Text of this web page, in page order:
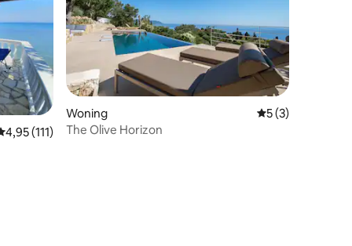
beoordeling van 4,95 op 5, 111 recensies
4,95 (111)
Woning Gemiddelde
5 (3)
The Olive Horizon